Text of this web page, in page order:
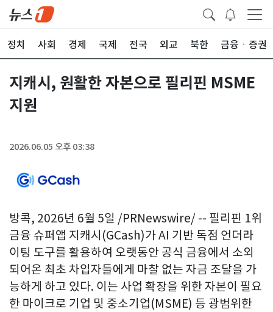
정치 사회 경제 국제 전국 외교 북한 금융ㆍ증권
지캐시, 원활한 자본으로 필리핀 MSME
지원
2026.06.05 오후 03:38
방콕, 2026년 6월 5일 /PRNewswire/ -- 필리핀 1위
금융 슈퍼앱 지캐시(GCash)가 AI 기반 독점 언더라
이팅 도구를 활용하여 오랫동안 공식 금융에서 소외
되어온 최초 차입자들에게 마찰 없는 자금 조달을 가
능하게 하고 있다. 이는 사업 확장을 위한 자본이 필요
한 마이크로 기업 및 중소기업(MSME) 등 광범위한